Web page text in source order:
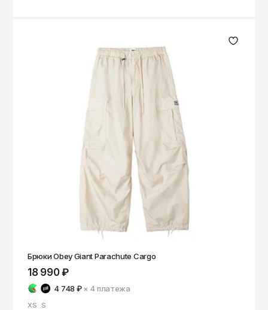
Брюки Obey Giant Parachute Cargo
18 990 ₽
4 748 ₽ × 4платежа
XS S